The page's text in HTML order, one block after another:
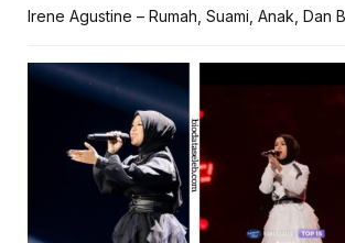
Irene Agustine – Rumah, Suami, Anak, Dan